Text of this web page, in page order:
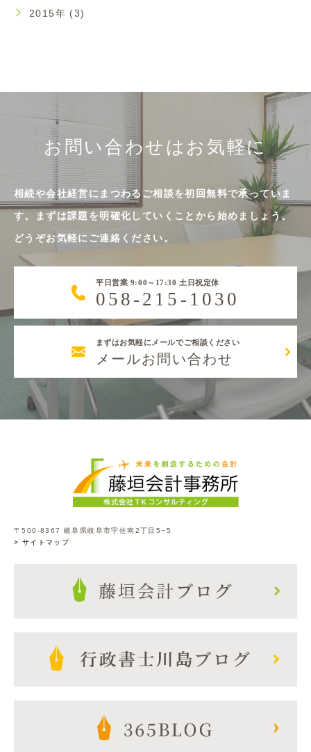
2015年 (3)
お問い合わせはお気軽に
相続や会社経営にまつわるご相談を初回無料で承っていま
す。まずは課題を明確化していくことから始めましょう。
どうぞお気軽にご連絡ください。
平日営業 9:00～17:30 土日祝定休
058-215-1030
まずはお気軽にメールでご相談ください
メールお問い合わせ
〒500-8367 岐阜県岐阜市宇佐南2丁目5−5
> サイトマップ